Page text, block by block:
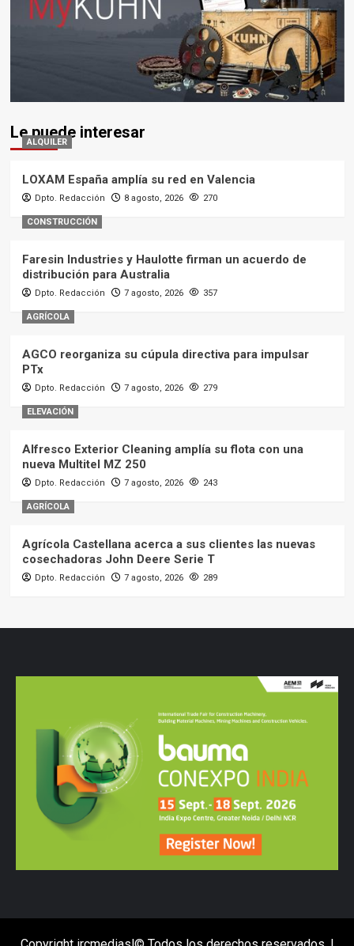
Le puede interesar
ALQUILER
LOXAM España amplía su red en Valencia
Dpto. Redacción 8 agosto, 2026 270
CONSTRUCCIÓN
Faresin Industries y Haulotte firman un acuerdo de
distribución para Australia
Dpto. Redacción 7 agosto, 2026 357
AGRÍCOLA
AGCO reorganiza su cúpula directiva para impulsar
PTx
Dpto. Redacción 7 agosto, 2026 279
ELEVACIÓN
Alfresco Exterior Cleaning amplía su flota con una
nueva Multitel MZ 250
Dpto. Redacción 7 agosto, 2026 243
AGRÍCOLA
Agrícola Castellana acerca a sus clientes las nuevas
cosechadoras John Deere Serie T
Dpto. Redacción 7 agosto, 2026 289